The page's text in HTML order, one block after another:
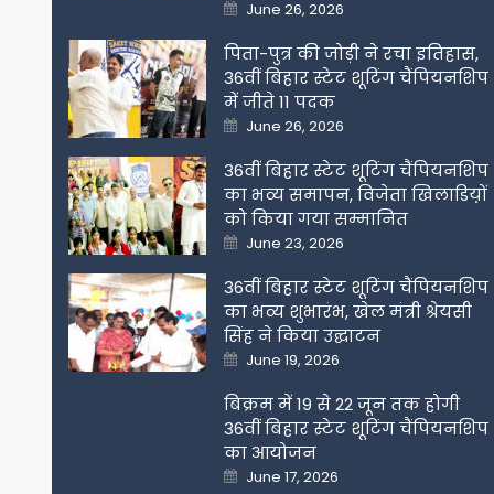
on
June 26, 2026
पिता-पुत्र की जोड़ी ने रचा इतिहास,
36वीं बिहार स्टेट शूटिंग चैंपियनशिप
में जीते 11 पदक
Posted
on
June 26, 2026
36वीं बिहार स्टेट शूटिंग चैंपियनशिप
का भव्य समापन, विजेता खिलाडिय़ों
को किया गया सम्मानित
Posted
on
June 23, 2026
36वीं बिहार स्टेट शूटिंग चैंपियनशिप
का भव्य शुभारंभ, खेल मंत्री श्रेयसी
सिंह ने किया उद्घाटन
Posted
on
June 19, 2026
बिक्रम में 19 से 22 जून तक होगी
36वीं बिहार स्टेट शूटिंग चैंपियनशिप
का आयोजन
Posted
on
June 17, 2026